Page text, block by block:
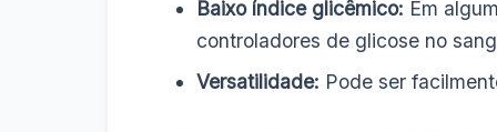
Baixo índice glicêmico: Em
controladores de glicose no
Versatilidade: Pode ser